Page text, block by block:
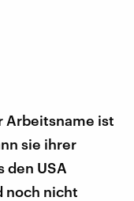
Arbeitsname ist
sie ihrer
den USA
noch nicht